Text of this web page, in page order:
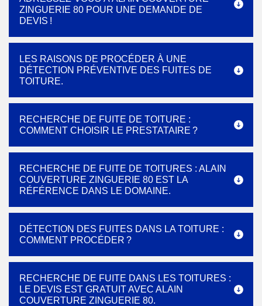
ZINGUERIE 80 POUR UNE DEMANDE DE
DEVIS !
LES RAISONS DE PROCÉDER À UNE
DÉTECTION PRÉVENTIVE DES FUITES DE
TOITURE.
RECHERCHE DE FUITE DE TOITURE :
COMMENT CHOISIR LE PRESTATAIRE ?
RECHERCHE DE FUITE DE TOITURES : ALAIN
COUVERTURE ZINGUERIE 80 EST LA
RÉFÉRENCE DANS LE DOMAINE.
DÉTECTION DES FUITES DANS LA TOITURE :
COMMENT PROCÉDER ?
RECHERCHE DE FUITE DANS LES TOITURES :
LE DEVIS EST GRATUIT AVEC ALAIN
COUVERTURE ZINGUERIE 80.